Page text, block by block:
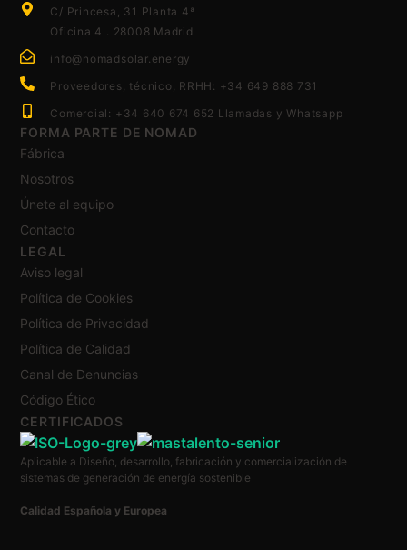
C/ Princesa, 31 Planta 4ª
Oficina 4 . 28008 Madrid
info@nomadsolar.energy
Proveedores, técnico, RRHH: +34 649 888 731
Comercial: +34 640 674 652 Llamadas y Whatsapp
FORMA PARTE DE NOMAD
Fábrica
Nosotros
Únete al equipo
Contacto
LEGAL
Aviso legal
Política de Cookies
Política de Privacidad
Política de Calidad
Canal de Denuncias
Código Ético
CERTIFICADOS
Aplicable a Diseño, desarrollo, fabricación y comercialización de
sistemas de generación de energía sostenible
Calidad Española y Europea